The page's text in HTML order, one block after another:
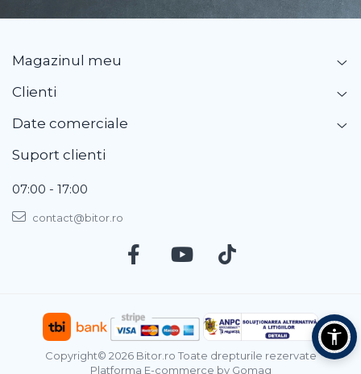
Magazinul meu
Clienti
Date comerciale
Suport clienti
07:00 - 17:00
contact@bitor.ro
Copyright© 2026 Bitor.ro Toate drepturile rezervate
Platforma E-commerce by Gomag